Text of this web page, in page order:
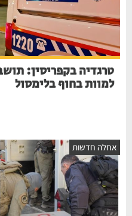
למוות בחוף בלימסול
אחלה חדשות